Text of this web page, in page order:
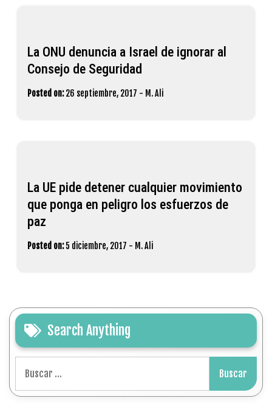
La ONU denuncia a Israel de ignorar al
Consejo de Seguridad
Posted on: 26 septiembre, 2017 - M. Ali
La UE pide detener cualquier movimiento
que ponga en peligro los esfuerzos de
paz
Posted on: 5 diciembre, 2017 - M. Ali
Search Anything